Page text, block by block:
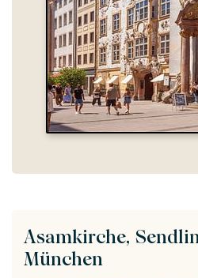
Asamkirche,
München